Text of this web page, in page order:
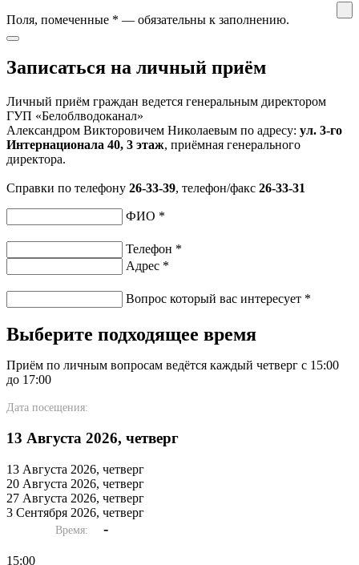
Поля, помеченные * — обязательны к заполнению.
Записаться на личный приём
Личный приём граждан ведется генеральным директором
ГУП «Белоблводоканал»
Александром Викторовичем Николаевым по адресу: ул. 3-го
Интернационала 40, 3 этаж, приёмная генерального
директора.
Справки по телефону 26-33-39, телефон/факс 26-33-31
ФИО *
Телефон *
Адрес *
Вопрос который вас интересует *
Выберите подходящее время
Приём по личным вопросам ведётся каждый четверг с 15:00
до 17:00
Дата посещения:
13 Августа 2026, четверг
13 Августа 2026, четверг
20 Августа 2026, четверг
27 Августа 2026, четверг
3 Сентября 2026, четверг
Время: -
15:00